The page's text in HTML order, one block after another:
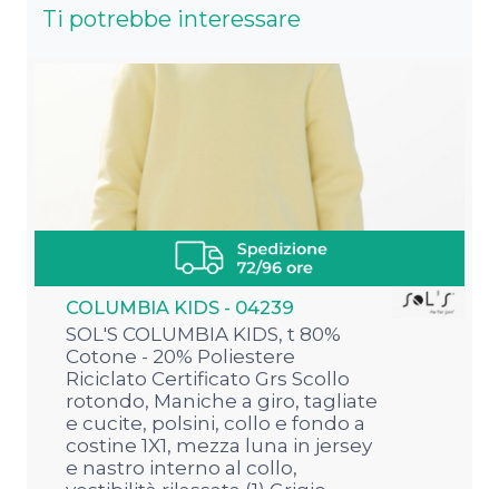
Ti potrebbe interessare
COLUMBIA KIDS - 04239
SOL'S COLUMBIA KIDS, t 80%
Cotone - 20% Poliestere
Riciclato Certificato Grs Scollo
rotondo, Maniche a giro, tagliate
e cucite, polsini, collo e fondo a
costine 1X1, mezza luna in jersey
e nastro interno al collo,